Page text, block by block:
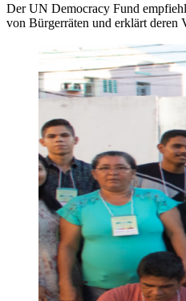
Der UN Democracy Fund
von Bürgerräten und erklärt deren